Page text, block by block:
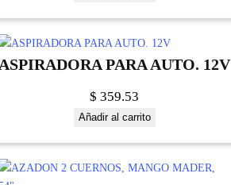
PARA AUTO. 12V
$ 359.53
Añadir al carrito